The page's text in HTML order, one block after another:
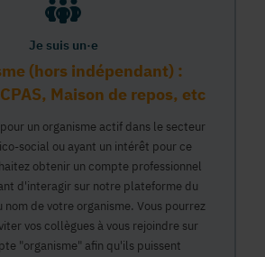
Je suis un·e
(hors indépendant) :
Maison de repos, etc
un organisme actif dans le secteur
social ou ayant un intérêt pour ce
obtenir un compte professionnel
d'interagir sur notre plateforme du
nom de votre organisme. Vous pourrez
vos collègues à vous rejoindre sur
"organisme" afin qu'ils puissent